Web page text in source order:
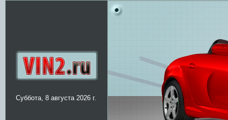
Суббота, 8 августа 2026 г.